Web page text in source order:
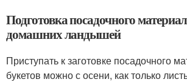
Подготовка посадочного
домашних ландышей
Приступать к заготовке посадочного
букетов можно с осени, как только